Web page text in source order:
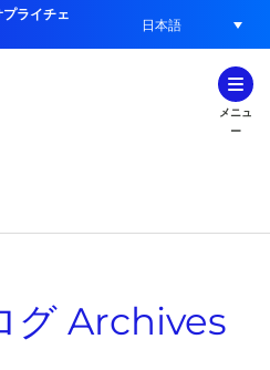
ライチェ
日本語
メニュ
ー
グ Archives